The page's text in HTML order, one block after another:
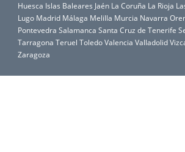
Huesca Islas Baleares Jaén La Coruña La Rioja
Lugo Madrid Málaga Melilla Murcia Navarra
Pontevedra Salamanca Santa Cruz de Tenerife
Tarragona Teruel ToledoValencia Valladolid
Zaragoza